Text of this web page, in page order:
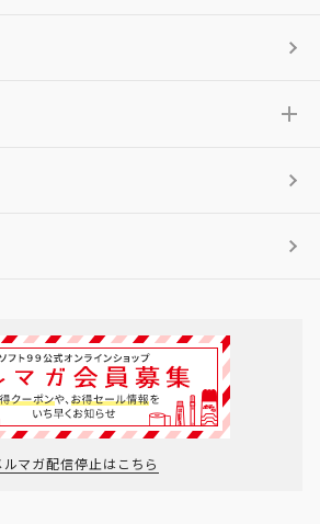
ルマガ配信停止はこちら